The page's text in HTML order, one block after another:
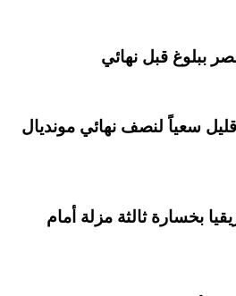
ببلوغ قبل نهائي
سعياً لنصف نهائي مونديال
بخسارة ثالثة مزلة أمام